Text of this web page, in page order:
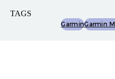
TAGS
GarminGarmin